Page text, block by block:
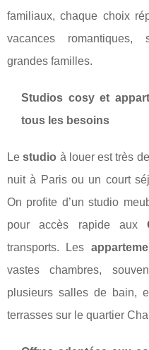
familiaux, chaque choix
vacances romantiques,
grandes familles.
Studios cosy et
tous les besoins
Lestudio à louer est très
nuit à Paris ou un court
On profite d’un studio
pour accès rapide aux
transports. Les
vastes chambres,
plusieurs salles de bain,
terrasses sur le quartier